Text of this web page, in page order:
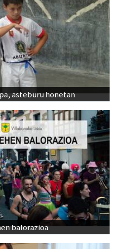
asteburu honetan
balorazioa